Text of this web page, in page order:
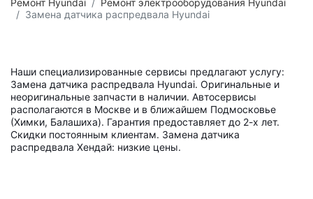
Ремонт Hyundai
Ремонт электрооборудования Hyundai
Замена датчика распредвала Hyundai
Наши специализированные сервисы предлагают услугу:
Замена датчика распредвала Hyundai. Оригинальные и
неоригинальные запчасти в наличии. Автосервисы
располагаются в Москве и в ближайшем Подмосковье
(Химки, Балашиха). Гарантия предоставляет до 2-х лет.
Скидки постоянным клиентам. Замена датчика
распредвала Хендай: низкие цены.